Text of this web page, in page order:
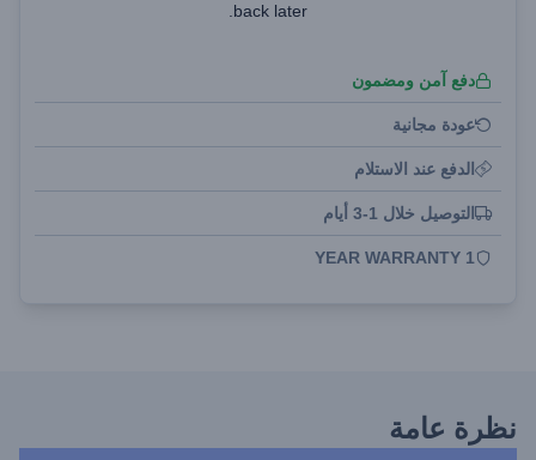
back later.
دفع آمن ومضمون
عودة مجانية
الدفع عند الاستلام
التوصيل خلال 1-3 أيام
1 YEAR WARRANTY
نظرة عامة